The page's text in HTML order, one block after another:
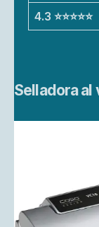
4.3 ⭐⭐⭐⭐⭐
Selladora al